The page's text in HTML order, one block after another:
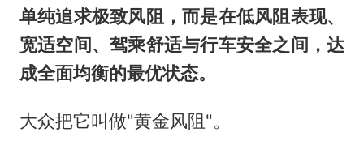
单纯追求极致风阻，而是在低风阻表现、
宽适空间、驾乘舒适与行车安全之间，达
成全面均衡的最优状态。
大众把它叫做"黄金风阻"。